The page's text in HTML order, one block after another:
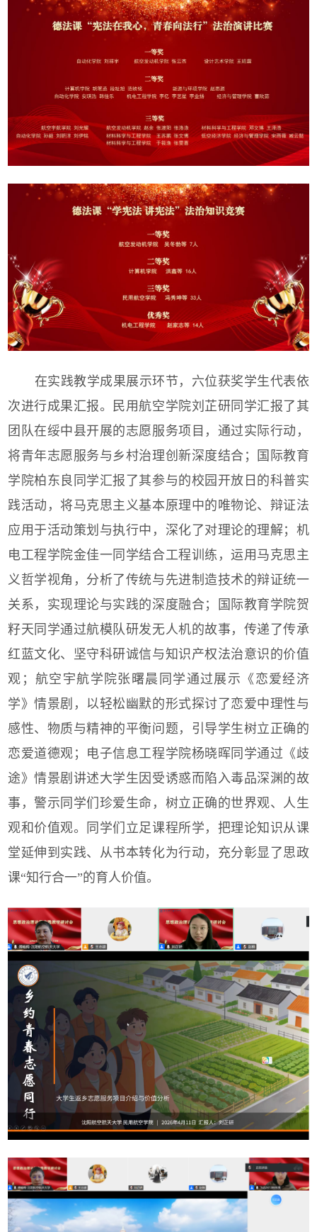
在实践教学成果展示环节，六位获奖学生代表依
次进行成果汇报。
民用航空学院刘芷研同学汇报了其
团队在绥中县开展的志愿服务项目，通过实际行动，
将青年志愿服务与乡村治理创新深度结合；
国际教育
学院柏东良同学汇报了其参与的校园开放日的科普实
践活动，将马克思主义基本原理中的唯物论、辩证法
应用于活动策划与执行中，深化了对理论的理解； 机
电工程学院金佳一同学结合工程训练，运用马克思主
义哲学视角，分析了传统与先进制造技术的辩证统一
关系，实现理论与实践的深度融合；
国际教育学院贺
籽天同学通过航模队研发无人机的故事，传递了传承
红蓝文化、坚守科研诚信与知识产权法治意识的价值
观； 航空宇航学院张曙晨同学通过展示《恋爱经济
学》情景剧，以轻松幽默的形式探讨了恋爱中理性与
感性、物质与精神的平衡问题，引导学生树立正确的
恋爱道德观；
电子信息工程学院杨晓晖同学通过《歧
途》情景剧讲述大学生因受诱惑而陷入毒品深渊的故
事，警示同学们珍爱生命，树立正确的世界观、人生
观和价值观。同学们立足课程所学，把理论知识从课
堂延伸到实践、从书本转化为行动，充分彰显了思政
课“知行合一”的育人价值。